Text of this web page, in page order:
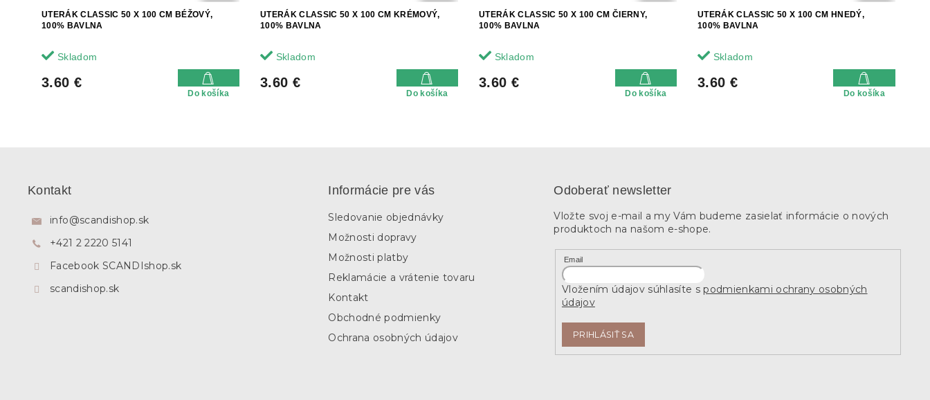
UTERÁK CLASSIC 50 X 100 CM BÉŽOVÝ,
100% BAVLNA
Skladom
3.60 €
Do košíka
UTERÁK CLASSIC 50 X 100 CM KRÉMOVÝ,
100% BAVLNA
Skladom
3.60 €
Do košíka
UTERÁK CLASSIC 50 X 100 CM ČIERNY,
100% BAVLNA
Skladom
3.60 €
Do košíka
UTERÁK CLASSIC 50 X 100 CM HNEDÝ,
100% BAVLNA
Skladom
3.60 €
Do košíka
Kontakt
info@scandishop.sk
+421 2 2220 5141
Facebook SCANDIshop.sk
scandishop.sk
Informácie pre vás
Sledovanie objednávky
Možnosti dopravy
Možnosti platby
Reklamácie a vrátenie tovaru
Kontakt
Obchodné podmienky
Ochrana osobných údajov
Odoberať newsletter
Vložte svoj e-mail a my Vám budeme zasielať informácie o nových
produktoch na našom e-shope.
Email
Vložením údajov súhlasíte spodmienkami ochrany osobných
údajov
PRIHLÁSIŤ SA